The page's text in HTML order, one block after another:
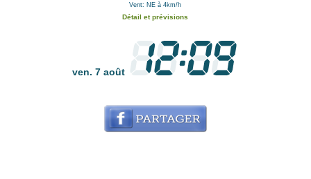
Vent: NE à 4km/h
Détail et prévisions
ven. 7 août